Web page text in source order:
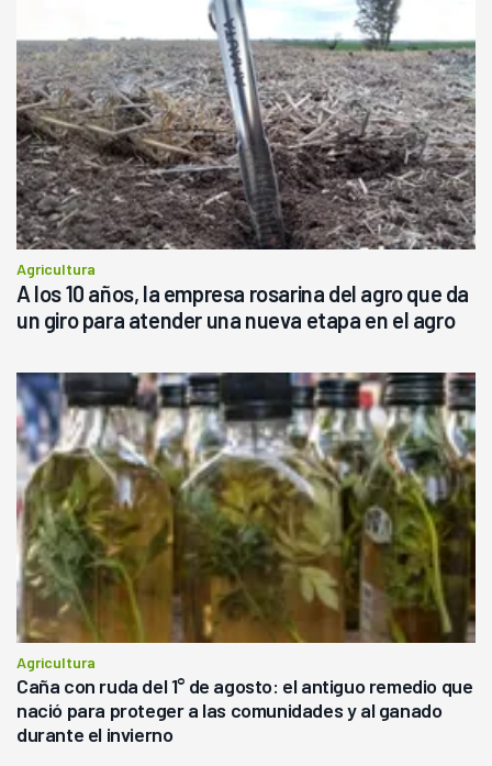
Agricultura
A los 10 años, la empresa rosarina del agro que da
un giro para atender una nueva etapa en el agro
Agricultura
Caña con ruda del 1° de agosto: el antiguo remedio que
nació para proteger a las comunidades y al ganado
durante el invierno